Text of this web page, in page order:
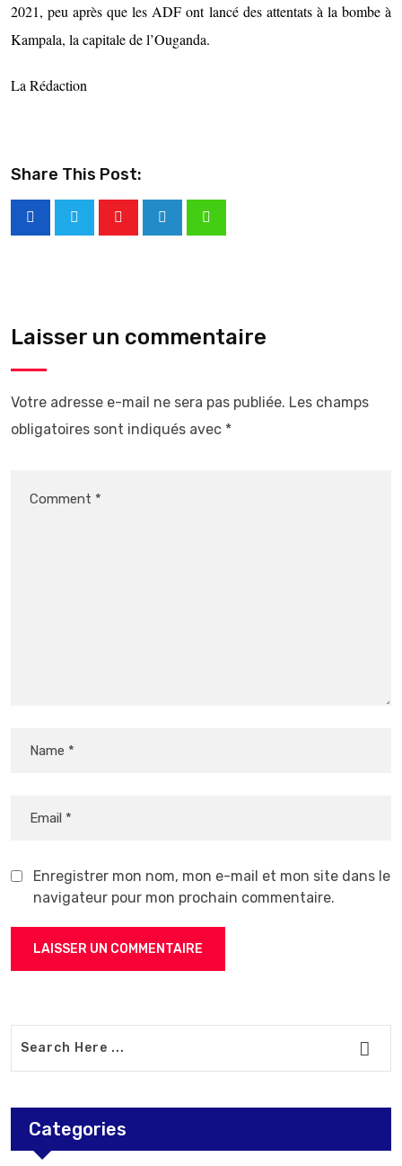
2021, peu après que les ADF ont lancé des attentats à la bombe à
Kampala, la capitale de l’Ouganda.
La Rédaction
Share This Post:
Laisser un commentaire
Votre adresse e-mail ne sera pas publiée. Les champs
obligatoires sont indiqués avec *
Enregistrer mon nom, mon e-mail et mon site dans le
navigateur pour mon prochain commentaire.
Categories